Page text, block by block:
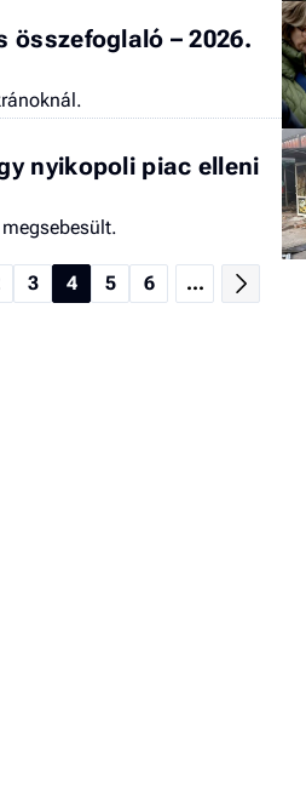
összefoglaló – 2026.
nyikopoli piac elleni
3 4 5 6 ...